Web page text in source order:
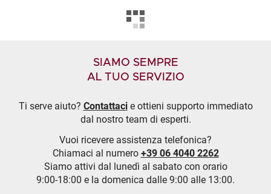
SIAMO SEMPRE
AL TUO SERVIZIO
Ti serve aiuto? Contattacie ottieni supporto immediato
dal nostro team di esperti.
Vuoi ricevere assistenza telefonica?
Chiamaci al numero +39 06 4040 2262
Siamo attivi dal lunedì al sabato con orario
9:00-18:00 e la domenica dalle 9:00 alle 13:00.